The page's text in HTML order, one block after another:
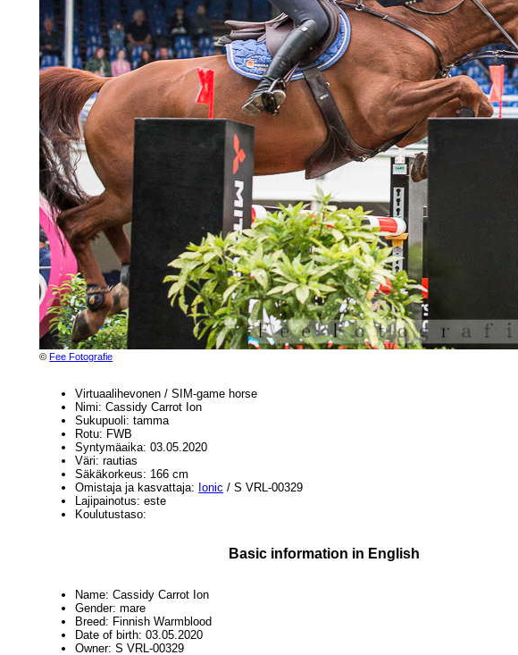
© Fee Fotografie
Virtuaalihevonen / SIM-game horse
Nimi: Cassidy Carrot Ion
Sukupuoli: tamma
Rotu: FWB
Syntymäaika: 03.05.2020
Väri: rautias
Säkäkorkeus: 166 cm
Omistaja ja kasvattaja: Ionic / S VRL-00329
Lajipainotus: este
Koulutustaso:
Basic information in English
Name: Cassidy Carrot Ion
Gender: mare
Breed: Finnish Warmblood
Date of birth: 03.05.2020
Owner: S VRL-00329